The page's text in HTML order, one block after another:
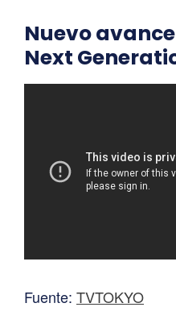
Nuevo
Next
Fuente: TVTOKYO